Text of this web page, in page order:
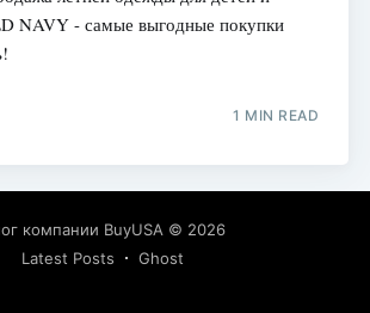
NAVY - самые выгодные покупки
1 MIN READ
компании BuyUSA © 2026
Latest Posts
Ghost